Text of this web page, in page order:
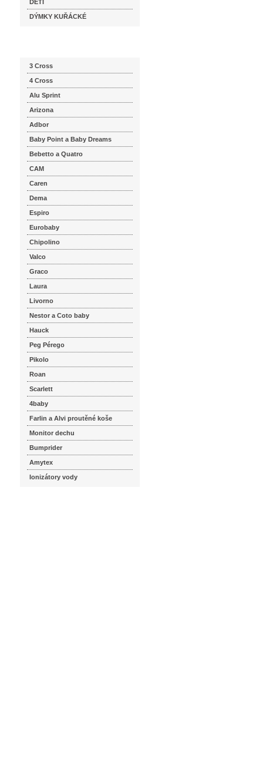
DĚTI
DÝMKY KUŘÁCKÉ
3 Cross
4 Cross
Alu Sprint
Arizona
Adbor
Baby Point a Baby Dreams
Bebetto a Quatro
CAM
Caren
Dema
Espiro
Eurobaby
Chipolino
Valco
Graco
Laura
Livorno
Nestor a Coto baby
Hauck
Peg Pérego
Pikolo
Roan
Scarlett
4baby
Farlin a Alvi proutěné koše
Monitor dechu
Bumprider
Amytex
Ionizátory vody